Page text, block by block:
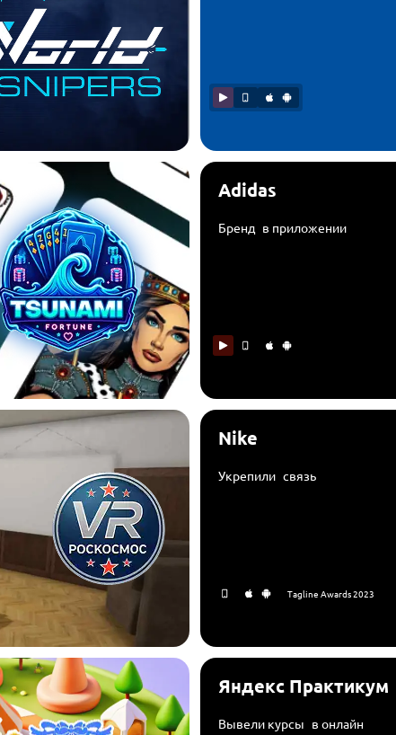
Adidas
Бренд в приложении
Nike
Укрепили связь
Tagline Awards 2023
Яндекс Практикум
Вывели курсы в онлайн